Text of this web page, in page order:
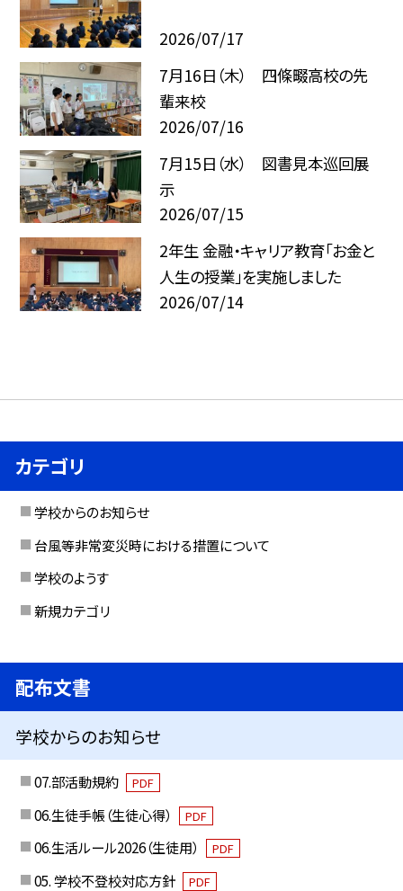
2026/07/17
7月16日（木） 四條畷高校の先
輩来校
2026/07/16
7月15日（水） 図書見本巡回展
示
2026/07/15
2年生 金融・キャリア教育「お金と
人生の授業」を実施しました
2026/07/14
カテゴリ
学校からのお知らせ
台風等非常変災時における措置について
学校のようす
新規カテゴリ
配布文書
学校からのお知らせ
07.部活動規約 PDF
06.生徒手帳（生徒心得） PDF
06.生活ルール2026（生徒用） PDF
05. 学校不登校対応方針 PDF